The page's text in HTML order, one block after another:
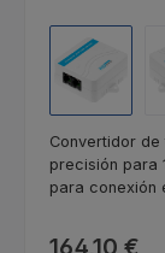
Convertidor
precisión para
para conexión
Precio normal:
164,10 €